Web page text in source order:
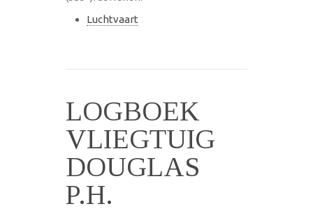
Luchtvaart
LOGBOEK
VLIEGTUIG
DOUGLAS
P.H.